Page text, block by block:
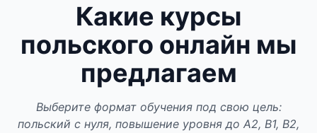
Какие курсы
польского онлайн мы
предлагаем
Выберите формат обучения под свою цель:
польский с нуля, повышение уровня до A2, B1, B2,